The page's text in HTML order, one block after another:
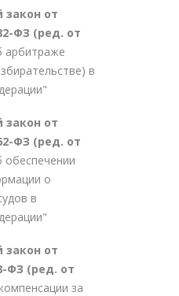
от
ФЗ (ред. от
арбитраже
в
от
ФЗ (ред. от
обеспечении
о
в
от
ФЗ (ред. от
за